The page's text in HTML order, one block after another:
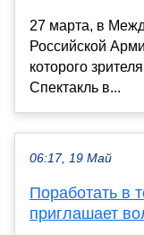
27 марта, в
Российской
которого
Спектакль в...
06:17, 19 Май
Поработать в
приглашает